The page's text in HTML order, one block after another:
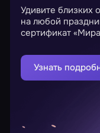
Удивите близких
на любой
сертификат
Узнать